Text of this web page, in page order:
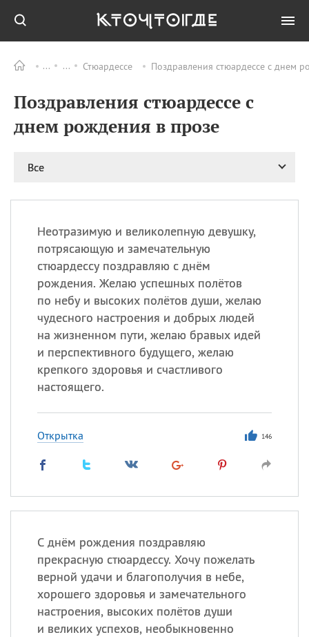
Стюардессе Поздравления стюардессе с днем
Поздравления стюардессе с
днем рождения в прозе
Все
Неотразимую и великолепную девушку,
потрясающую и замечательную
стюардессу поздравляю с днём
рождения. Желаю успешных полётов
по небу и высоких полётов души, желаю
чудесного настроения и добрых людей
на жизненном пути, желаю бравых идей
и перспективного будущего, желаю
крепкого здоровья и счастливого
настоящего.
Открытка 146
С днём рождения поздравляю
прекрасную стюардессу. Хочу пожелать
верной удачи и благополучия в небе,
хорошего здоровья и замечательного
настроения, высоких полётов души
и великих успехов, необыкновенно
ПРАЗДНИКИ Все
09.08 День памяти жертв
атомной
бомбардировки
день
рисового пудинга
09.08 День Дымняшки
(Smokey Bear Day)
Сегодня празднуют именины
Сергей, Теодор,